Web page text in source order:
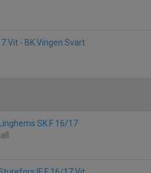
Vit - BK Vingen Svart
SK F 16/17